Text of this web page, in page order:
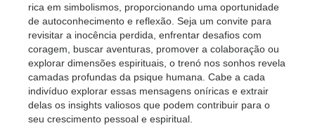
rica em simbolismos, proporcionando uma oportunidade
de autoconhecimento e reflexão. Seja um convite para
revisitar a inocência perdida, enfrentar desafios com
coragem, buscar aventuras, promover a colaboração ou
explorar dimensões espirituais, o trenó nos sonhos revela
camadas profundas da psique humana. Cabe a cada
indivíduo explorar essas mensagens oníricas e extrair
delas os insights valiosos que podem contribuir para o
seu crescimento pessoal e espiritual.